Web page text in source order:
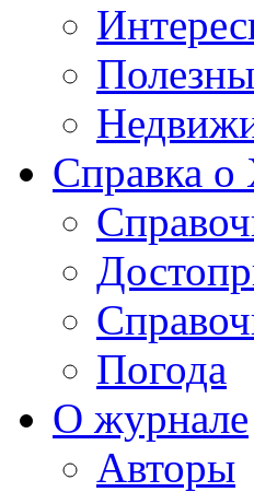
Справка о
Погода
О журнале
Авторы